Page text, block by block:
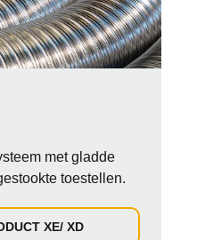
met gladde
toestellen.
XE/ XD